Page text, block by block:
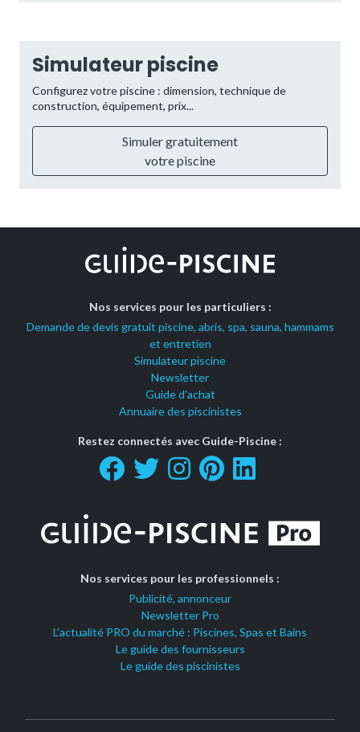
Simulateur piscine
Configurez votre piscine : dimension, technique de
construction, équipement, prix...
Simuler gratuitement
votre piscine
Nos services pour les particuliers :
Demande de devis gratuit piscine, abris, spa, sauna, hammams
et entretien
Simulateur piscine
Newsletter
Guide d'achat
Annuaire des piscinistes
Restez connectés avec Guide-Piscine :
Nos services pour les professionnels :
Publicité, annonceur
Newsletter Pro
L'actualité PRO du marché : Piscines, Spas et Bains
Le guide des fournisseurs
Le guide des piscinistes